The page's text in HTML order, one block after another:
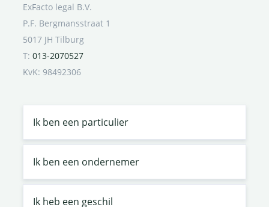
ExFacto legal B.V.
P.F. Bergmansstraat 1
5017 JH Tilburg
T: 013-2070527
KvK: 98492306
Ik ben een particulier
Ik ben een ondernemer
Ik heb een geschil